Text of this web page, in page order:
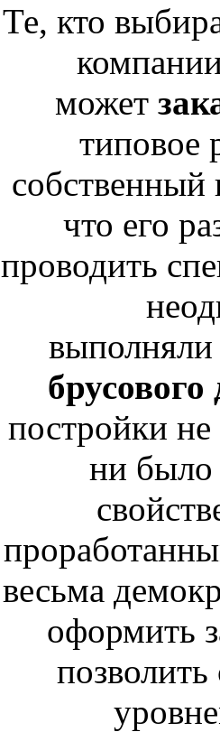
Те, кто
может
типовое
собственный
что его
проводить
брусового
постройки
ни было
весьма
оформить